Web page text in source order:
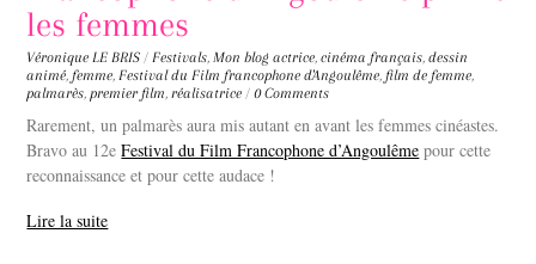
les femmes
Véronique LE BRIS / Festivals,Mon blog actrice,cinéma français,dessin
animé, femme,Festival du Film francophone d'Angoulême, film de femme,
palmarès,premier film,réalisatrice / 0 Comments
Rarement, un palmarès aura mis autant en avant les femmes cinéastes.
Bravo au 12eFestival du Film Francophone d’Angoulême pour cette
reconnaissance et pour cette audace !
Lire la suite